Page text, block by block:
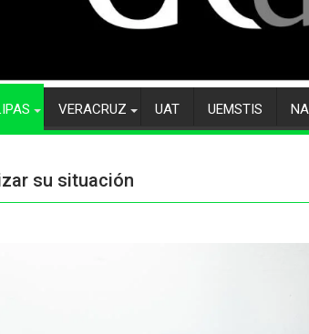
VERACRUZ UAT UEMSTIS
su situación